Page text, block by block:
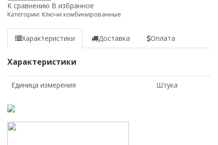
К сравнению В избранное
Категории: Ключи комбинированные
Характеристики Доставка Оплата
Характеристики
Единица измерения Штука